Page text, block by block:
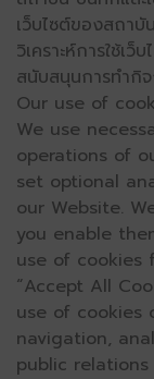
เว็บไซต์ของสถาบั
วิเคราะห์การใช้เ
สนับสนุนการทำกิ
Our use of
We use
operations of
set optional
our Website.
you enable
use of cookies
“Accept All
use of cookies
navigation,
public